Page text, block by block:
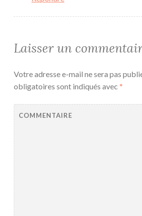
Laisser un
Votre adresse e-mail ne sera pas
obligatoires sont indiqués avec *
COMMENTAIRE